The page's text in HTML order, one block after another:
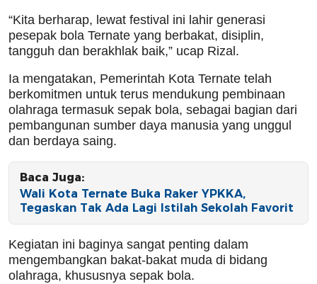
“Kita berharap, lewat festival ini lahir generasi
pesepak bola Ternate yang berbakat, disiplin,
tangguh dan berakhlak baik,” ucap Rizal.
Ia mengatakan, Pemerintah Kota Ternate telah
berkomitmen untuk terus mendukung pembinaan
olahraga termasuk sepak bola, sebagai bagian dari
pembangunan sumber daya manusia yang unggul
dan berdaya saing.
Baca Juga:
Wali Kota Ternate Buka Raker YPKKA,
Tegaskan Tak Ada Lagi Istilah Sekolah Favorit
Kegiatan ini baginya sangat penting dalam
mengembangkan bakat-bakat muda di bidang
olahraga, khususnya sepak bola.